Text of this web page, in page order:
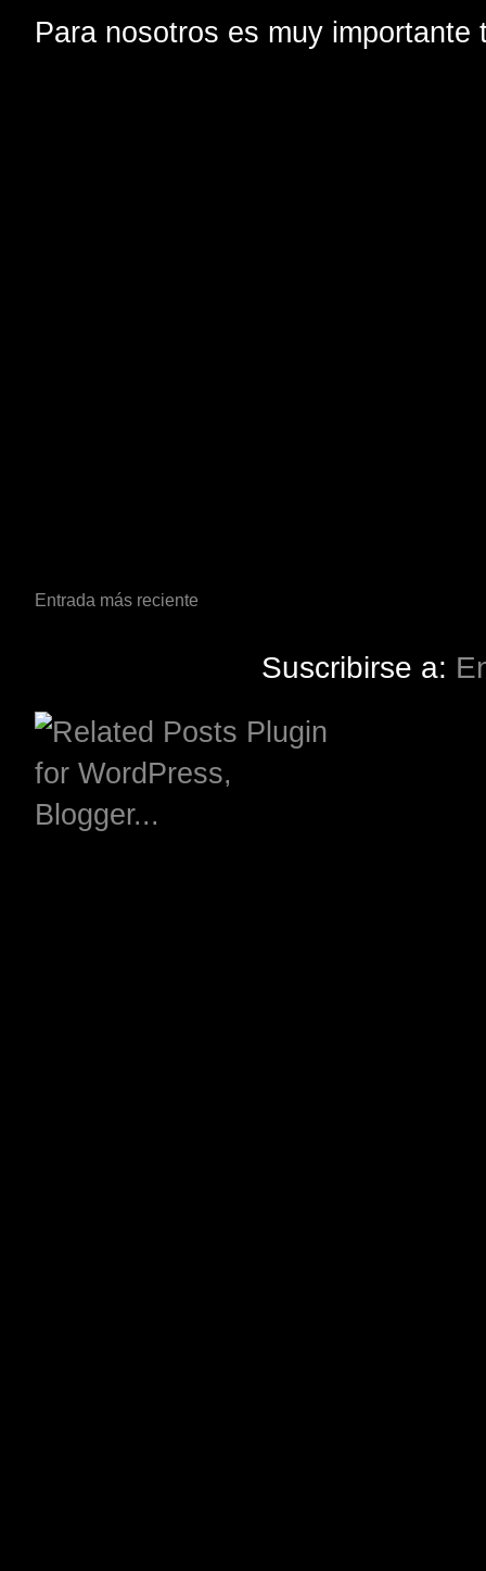
Para nosotros es muy
Entrada más reciente
Suscribirse a: